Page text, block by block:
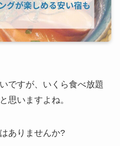
ですが、いくら食べ放題
思いますよね。
ありませんか?